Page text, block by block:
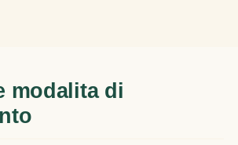
modalita di